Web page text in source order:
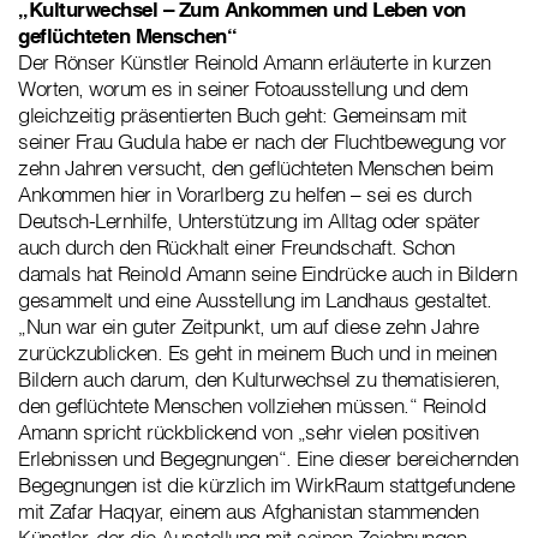
„Kulturwechsel – Zum Ankommen und Leben von
geflüchteten Menschen“
Der Rönser Künstler Reinold Amann erläuterte in kurzen
Worten, worum es in seiner Fotoausstellung und dem
gleichzeitig präsentierten Buch geht: Gemeinsam mit
seiner Frau Gudula habe er nach der Fluchtbewegung vor
zehn Jahren versucht, den geflüchteten Menschen beim
Ankommen hier in Vorarlberg zu helfen – sei es durch
Deutsch-Lernhilfe, Unterstützung im Alltag oder später
auch durch den Rückhalt einer Freundschaft. Schon
damals hat Reinold Amann seine Eindrücke auch in Bildern
gesammelt und eine Ausstellung im Landhaus gestaltet.
„Nun war ein guter Zeitpunkt, um auf diese zehn Jahre
zurückzublicken. Es geht in meinem Buch und in meinen
Bildern auch darum, den Kulturwechsel zu thematisieren,
den geflüchtete Menschen vollziehen müssen.“ Reinold
Amann spricht rückblickend von „sehr vielen positiven
Erlebnissen und Begegnungen“. Eine dieser bereichernden
Begegnungen ist die kürzlich im WirkRaum stattgefundene
mit Zafar Haqyar, einem aus Afghanistan stammenden